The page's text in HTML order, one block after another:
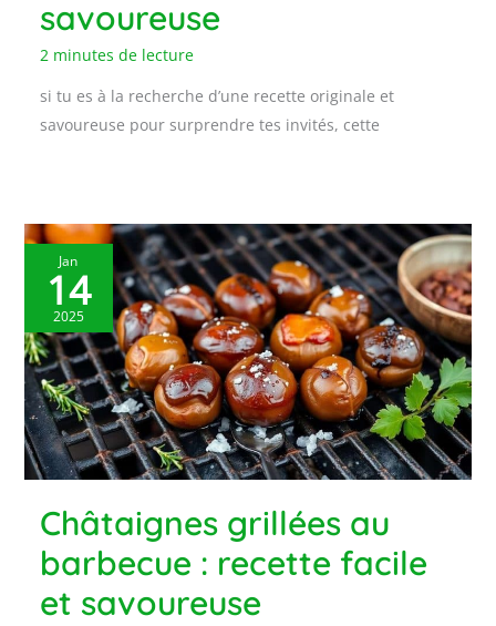
savoureuse
2 minutes de lecture
si tu es à la recherche d’une recette originale et
savoureuse pour surprendre tes invités, cette
Jan
14
2025
Châtaignes grillées au
barbecue : recette facile
et savoureuse